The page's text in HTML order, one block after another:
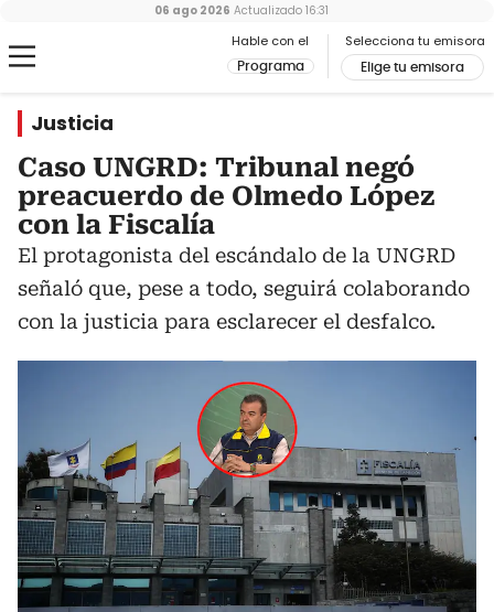
Hable con el
Programa
Selecciona tu emisora
Elige tu emisora
06 ago 2026 Actualizado 16:31
Justicia
Caso UNGRD: Tribunal negó
preacuerdo de Olmedo López
con la Fiscalía
El protagonista del escándalo de la UNGRD
señaló que, pese a todo, seguirá colaborando
con la justicia para esclarecer el desfalco.